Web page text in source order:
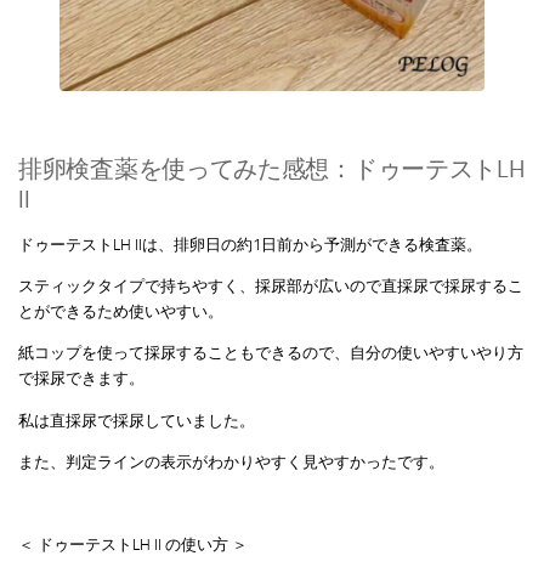
排卵検査薬を使ってみた感想：ドゥーテストLH
ll
ドゥーテストLH llは、排卵日の約1日前から予測ができる検査薬。
スティックタイプで持ちやすく、採尿部が広いので直採尿で採尿するこ
とができるため使いやすい。
紙コップを使って採尿することもできるので、自分の使いやすいやり方
で採尿できます。
私は直採尿で採尿していました。
また、判定ラインの表示がわかりやすく見やすかったです。
＜ ドゥーテストLH ll の使い方 ＞